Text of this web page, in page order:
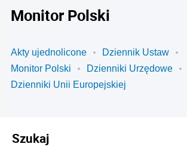
Monitor Polski
Akty ujednolicone
Dziennik Ustaw
Monitor Polski
Dzienniki Urzędowe
Dzienniki Unii Europejskiej
Szukaj